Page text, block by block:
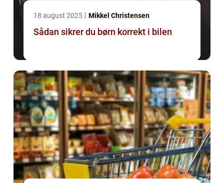
18 august 2025 Mikkel Christensen
Sådan sikrer du børn korrekt i bilen